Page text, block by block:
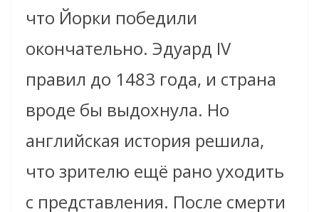
что Йорки победили
окончательно. Эдуард IV
правил до 1483 года, и страна
вроде бы выдохнула. Но
английская история решила,
что зрителю ещё рано уходить
с представления. После смерти